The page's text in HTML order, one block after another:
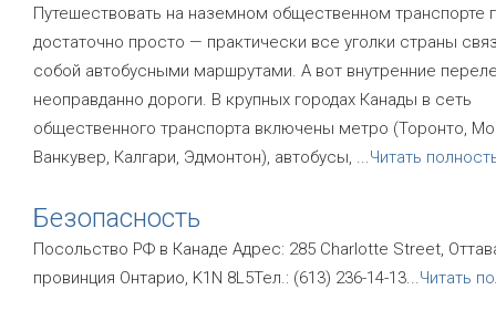
Путешествовать на наземном общественном транспорте
достаточно просто — практически все уголки страны
собой автобусными маршрутами. А вот внутренние
неоправданно дороги. В крупных городах Канады в сеть
общественного транспорта включены метро (Торонто,
Ванкувер, Калгари, Эдмонтон), автобусы, ...Читать
Безопасность
Посольство РФ в Канаде Адрес: 285 Charlotte Street,
провинция Онтарио, K1N 8L5Тел.: (613) 236-14-13...Читать